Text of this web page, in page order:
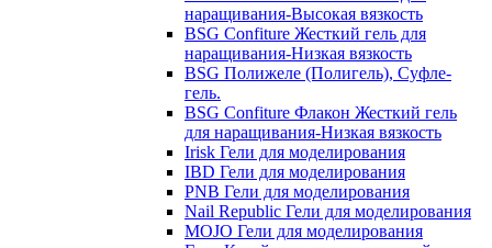
наращивания-Высокая вязкость
BSG Confiture Жесткий гель для
наращивания-Низкая вязкость
BSG Полижеле (Полигель), Суфле-
гель.
BSG Confiture Флакон Жесткий гель
для наращивания-Низкая вязкость
Irisk Гели для моделирования
IBD Гели для моделирования
PNB Гели для моделирования
Nail Republic Гели для моделирования
MOJO Гели для моделирования